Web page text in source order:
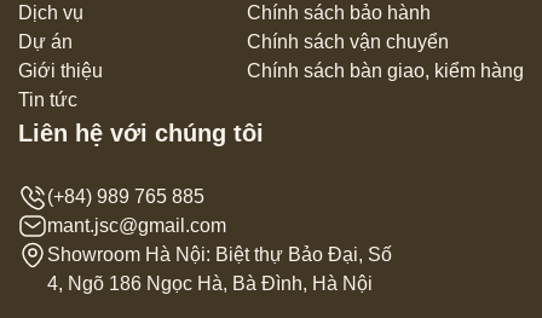
Dịch vụ
Dự án
Giới thiệu
Tin tức
Chính sách bảo hành
Chính sách vận chuyển
Chính sách bàn giao, kiểm hàng
Liên hệ với chúng tôi
(+84) 989 765 885
mant.jsc@gmail.com
Showroom Hà Nội: Biệt thự Bảo Đại, Số
4, Ngõ 186 Ngọc Hà, Bà Đình, Hà Nội